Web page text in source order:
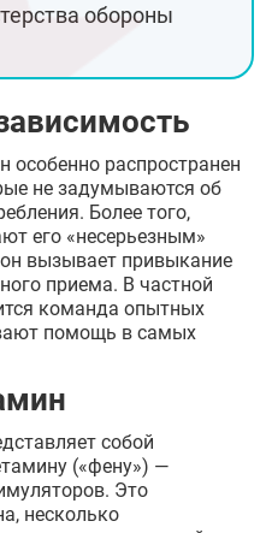
обороны
распространен
не задумываются об
Более того,
его «несерьезным»
вызывает привыкание
приема. В частной
команда опытных
помощь в самых
собой
(«фену») —
Это
несколько